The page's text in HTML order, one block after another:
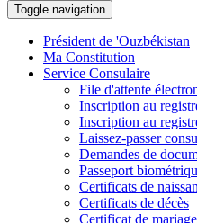
Toggle navigation
Président de 'Ouzbékistan
Ma Constitution
Service Consulaire
File d'attente
Inscription au
Inscription au
Laissez-passer
Demandes de
Passeport
Certificats de
Certificats de décès
Certificat de mariage